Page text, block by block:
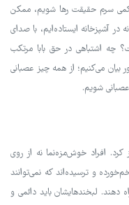
کمی سرم حقیقت رها شویم، ممکن
آشپزخانه ایستاده‌ایم، با صدای
چه اشتباهی در حق بابا مرتکب
می‌کنیم؛ از همه چیز عصبانی
شویم.
کرد. افراد خوش‌مزه‌نما نه از روی
و ترسیده‌اند که نمی‌توانند
دهند. لبخندهایشان باید دائمی و